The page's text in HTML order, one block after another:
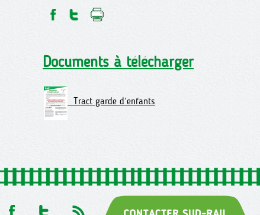
Documents à télécharger
Tract garde d’enfants